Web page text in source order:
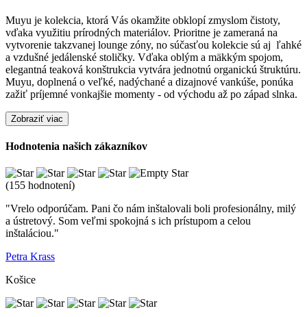
Muyu je kolekcia, ktorá Vás okamžite obklopí zmyslom čistoty,
vďaka využitiu prírodných materiálov. Prioritne je zameraná na
vytvorenie takzvanej lounge zóny, no súčasťou kolekcie sú aj ľahké
a vzdušné jedálenské stoličky. Vďaka oblým a mäkkým spojom,
elegantná teaková konštrukcia vytvára jednotnú organickú štruktúru.
Muyu, doplnená o veľké, nadýchané a dizajnové vankúše, ponúka
zažiť príjemné vonkajšie momenty - od východu až po západ slnka.
Zobraziť viac
Hodnotenia našich zákazníkov
(155 hodnotení)
"Vrelo odporúčam. Pani čo nám inštalovali boli profesionálny, milý
a ústretový. Som veľmi spokojná s ich prístupom a celou
inštaláciou."
Petra Krass
Košice